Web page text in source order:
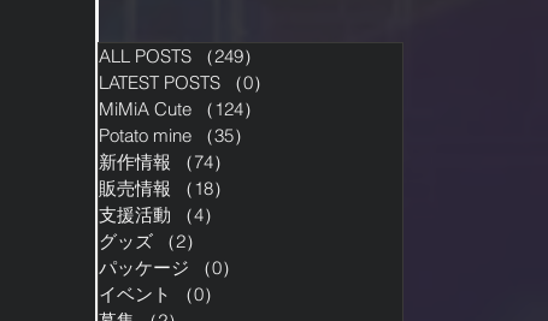
ALL POSTS （249）
LATEST POSTS
（0）
MiMiA Cute
（124）
Potato mine
（35）
新作情報
（74）
販売情報
（18）
支援活動
（4）
グッズ
（2）
パッケージ
（0）
イベント
（0）